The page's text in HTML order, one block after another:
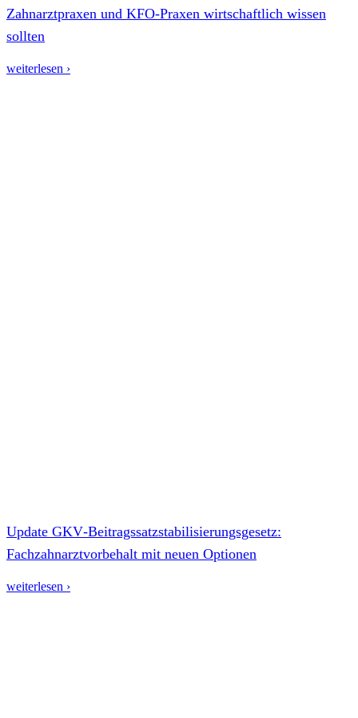
Zahnarztpraxen und KFO-Praxen wirtschaftlich wissen
sollten
weiterlesen ›
Update GKV‑Beitragssatzstabilisierungsgesetz:
Fachzahnarztvorbehalt mit neuen Optionen
weiterlesen ›